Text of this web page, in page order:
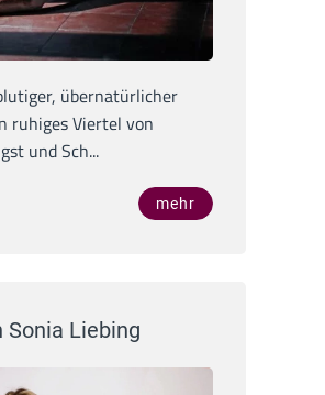
übernatürlicher
ruhiges Viertel von
und Sch...
mehr
Liebing